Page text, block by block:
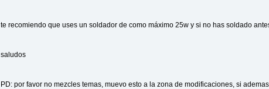
te recomiendo que uses un soldador de como máximo 25w y si no has soldado
saludos
PD: por favor no mezcles temas, muevo esto a la zona de modificaciones, si